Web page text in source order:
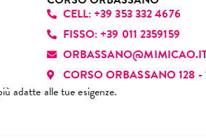
CELL: +39 353 332 4676
FISSO: +39 011 2359159
CORSO ORBASSANO 128
adatte alle tue esigenze.